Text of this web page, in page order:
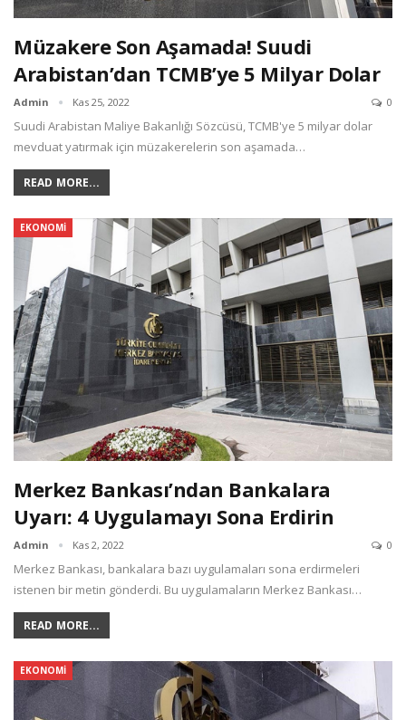
Müzakere Son Aşamada! Suudi
Arabistan’dan TCMB’ye 5 Milyar Dolar
Admin Kas 25, 2022 0
Suudi Arabistan Maliye Bakanlığı Sözcüsü, TCMB'ye 5 milyar dolar
mevduat yatırmak için müzakerelerin son aşamada…
READ MORE...
EKONOMI
Merkez Bankası’ndan Bankalara
Uyarı: 4 Uygulamayı Sona Erdirin
Admin Kas 2, 2022 0
Merkez Bankası, bankalara bazı uygulamaları sona erdirmeleri
istenen bir metin gönderdi. Bu uygulamaların Merkez Bankası…
READ MORE...
EKONOMI